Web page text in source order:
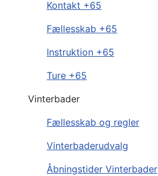
Kontakt +65
Fællesskab +65
Instruktion +65
Ture +65
Vinterbader
Fællesskab og regler
Vinterbaderudvalg
Åbningstider Vinterbader